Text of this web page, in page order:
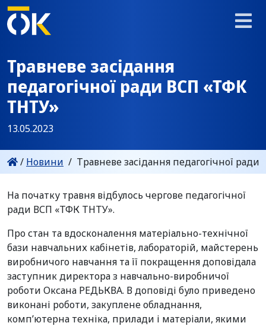
Травневе засідання
педагогічної ради ВСП «ТФК
ТНТУ»
13.05.2023
/ Новини / Травневе засідання педагогічної
На початку травня відбулось чергове педагогічної
ради ВСП «ТФК ТНТУ».
Про стан та вдосконалення матеріально-технічної
бази навчальних кабінетів, лабораторій, майстерень
виробничого навчання та її покращення доповідала
заступник директора з навчально-виробничої
роботи Оксана РЕДЬКВА. В доповіді було приведено
виконані роботи, закуплене обладнання,
комп’ютерна техніка, прилади і матеріали, якими